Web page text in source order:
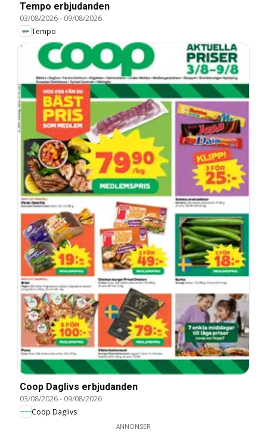
Tempo erbjudanden
03/08/2026- 09/08/2026
Tempo
Coop Daglivs erbjudanden
03/08/2026- 09/08/2026
Coop Daglivs
ANNONSER